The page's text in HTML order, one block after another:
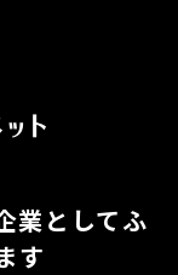
業としてふ
す